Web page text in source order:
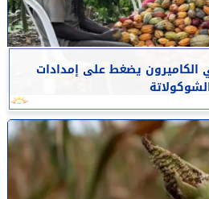
الكاميرون يضغط على إمدادات